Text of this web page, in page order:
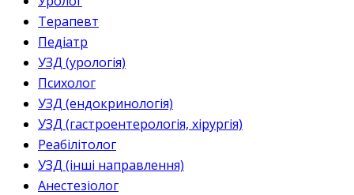
Терапевт
Педіатр
УЗД (урологія)
Психолог
УЗД (ендокринологія)
УЗД (гастроентерологія, хірургія)
Реабілітолог
УЗД (інші направлення)
Анестезіолог